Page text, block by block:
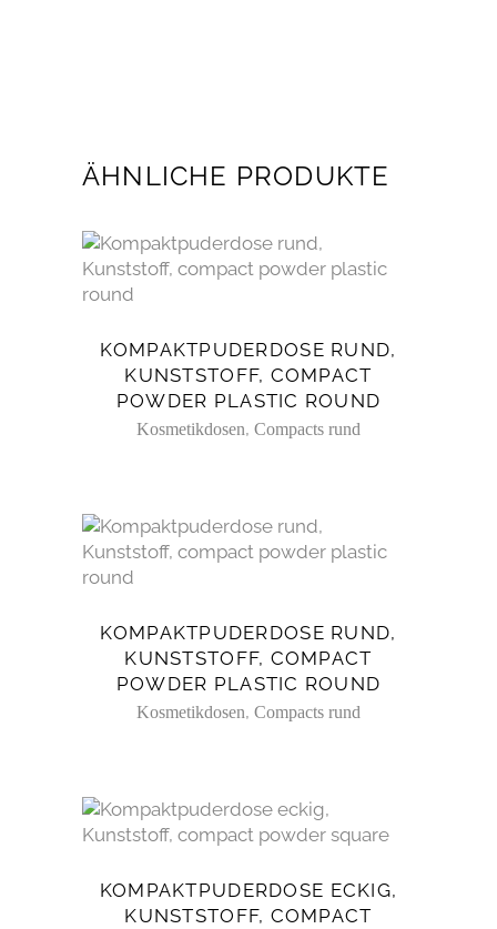
ÄHNLICHE PRODUKTE
KOMPAKTPUDERDOSE RUND,
KUNSTSTOFF, COMPACT
POWDER PLASTIC ROUND
Kosmetikdosen, Compacts rund
KOMPAKTPUDERDOSE RUND,
KUNSTSTOFF, COMPACT
POWDER PLASTIC ROUND
Kosmetikdosen, Compacts rund
KOMPAKTPUDERDOSE ECKIG,
KUNSTSTOFF, COMPACT